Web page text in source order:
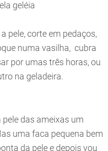
geléia
pele, corte em pedaços,
numa vasilha, cubra
por umas três horas, ou
na geladeira.
pele das ameixas um
uma faca pequena bem
da pele e depois vou